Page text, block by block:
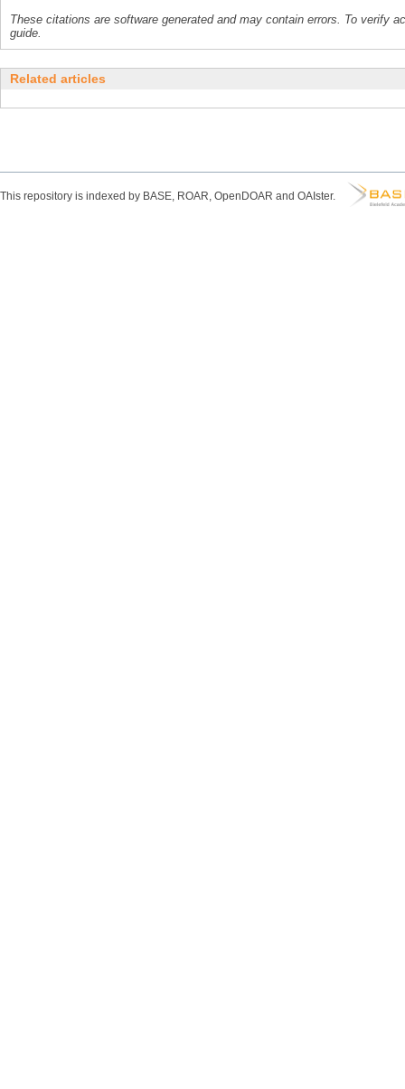
These citations are software generated and may contain errors. To verify
guide.
Related articles
This repository is indexed by BASE, ROAR, OpenDOAR and OAIster.